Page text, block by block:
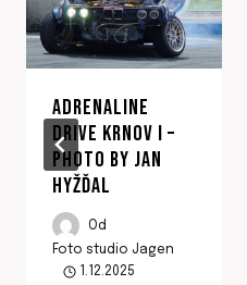
ADRENALINE
DRIVE KRNOV I –
PHOTO BY JAN
HYŽĎAL
Od
Foto studio Jagen
1.12.2025